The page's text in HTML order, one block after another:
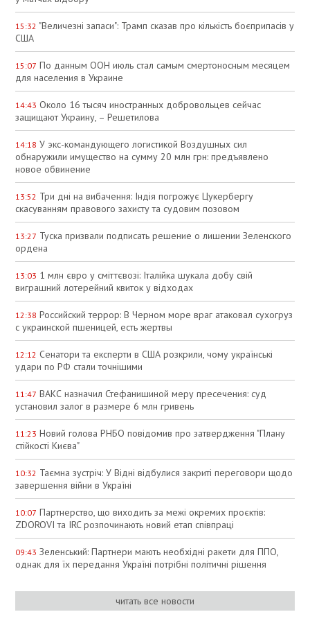
15:32 "Величезні запаси": Трамп сказав про кількість боєприпасів у
США
15:07 По данным ООН июль стал самым смертоносным месяцем
для населения в Украине
14:43 Около 16 тысяч иностранных добровольцев сейчас
защищают Украину, – Решетилова
14:18 У экс-командующего логистикой Воздушных сил
обнаружили имущество на сумму 20 млн грн: предъявлено
новое обвинение
13:52 Три дні на вибачення: Індія погрожує Цукербергу
скасуванням правового захисту та судовим позовом
13:27 Туска призвали подписать решение о лишении Зеленского
ордена
13:03 1 млн євро у сміттєвозі: Італійка шукала добу свій
виграшний лотерейний квиток у відходах
12:38 Российский террор: В Черном море враг атаковал сухогруз
с украинской пшеницей, есть жертвы
12:12 Сенатори та експерти в США розкрили, чому українські
удари по РФ стали точнішими
11:47 ВАКС назначил Стефанишиной меру пресечения: суд
установил залог в размере 6 млн гривень
11:23 Новий голова РНБО повідомив про затвердження "Плану
стійкості Києва"
10:32 Таємна зустріч: У Відні відбулися закриті переговори щодо
завершення війни в Україні
10:07 Партнерство, що виходить за межі окремих проєктів:
ZDOROVI та IRC розпочинають новий етап співпраці
09:43 Зеленський: Партнери мають необхідні ракети для ППО,
однак для їх передання Україні потрібні політичні рішення
читать все новости